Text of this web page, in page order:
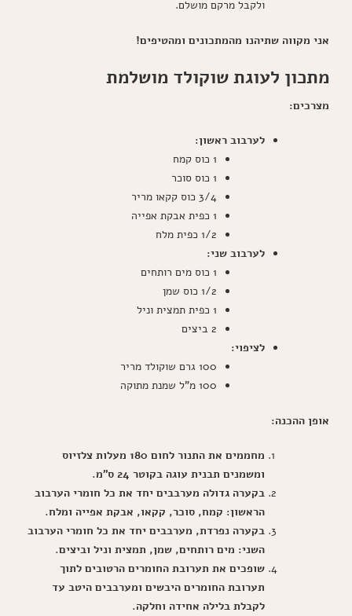
ולקבל מרקם מושלם.
אני מקווה שתיהנו מהמתכונים ומהטיפים!
מתכון לעוגת שוקולד מושלמת
מצרכים:
לערבוב ראשון:
1 כוס קמח
1 כוס סוכר
3/4 כוס קקאו מריר
1 כפית אבקת אפייה
1/2 כפית מלח
לערבוב שני:
1 כוס מים רותחים
1/2 כוס שמן
1 כפית תמצית וניל
2 ביצים
לציפוי:
100 גרם שוקולד מריר
100 מ"ל שמנת מתוקה
אופן ההכנה:
מחממים את התנור לחום 180 מעלות צלזיוס
ומשמנים תבנית עוגה בקוטר 24 ס"מ.
בקערה גדולה מערבבים יחד את כל חומרי הערבוב
הראשון: קמח, סוכר, קקאו, אבקת אפייה ומלח.
בקערה נפרדת, מערבבים יחד את כל חומרי הערבוב
השני: מים רותחים, שמן, תמצית וניל וביצים.
שופכים את תערובת החומרים הרטובים לתוך
תערובת החומרים היבשים ומערבבים היטב עד
לקבלת בלילה אחידה וחלקה.